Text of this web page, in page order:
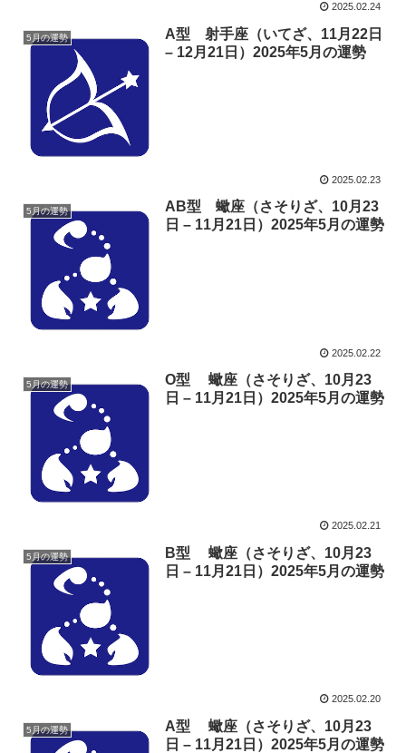
2025.02.24
5月の運勢
A型 射手座（いてざ、11月22日
– 12月21日）2025年5月の運勢
2025.02.23
5月の運勢
AB型 蠍座（さそりざ、10月23
日 – 11月21日）2025年5月の運勢
2025.02.22
5月の運勢
O型 蠍座（さそりざ、10月23
日 – 11月21日）2025年5月の運勢
2025.02.21
5月の運勢
B型 蠍座（さそりざ、10月23
日 – 11月21日）2025年5月の運勢
2025.02.20
5月の運勢
A型 蠍座（さそりざ、10月23
日 – 11月21日）2025年5月の運勢